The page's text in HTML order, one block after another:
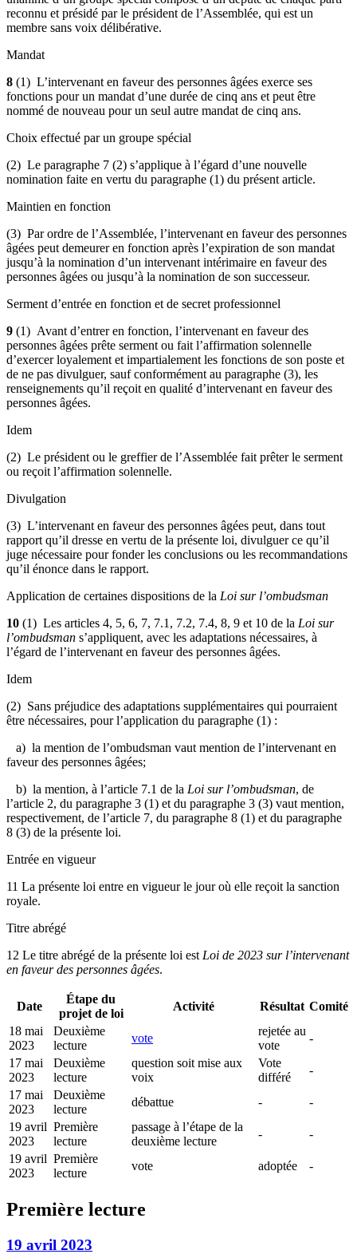
reconnu et présidé par le président de l’Assemblée, qui est un
membre sans voix délibérative.
Mandat
8 (1) L’intervenant en faveur des personnes âgées exerce ses
fonctions pour un mandat d’une durée de cinq ans et peut être
nommé de nouveau pour un seul autre mandat de cinq ans.
Choix effectué par un groupe spécial
(2) Le paragraphe 7 (2) s’applique à l’égard d’une nouvelle
nomination faite en vertu du paragraphe (1) du présent article.
Maintien en fonction
(3) Par ordre de l’Assemblée, l’intervenant en faveur des personnes
âgées peut demeurer en fonction après l’expiration de son mandat
jusqu’à la nomination d’un intervenant intérimaire en faveur des
personnes âgées ou jusqu’à la nomination de son successeur.
Serment d’entrée en fonction et de secret professionnel
9 (1) Avant d’entrer en fonction, l’intervenant en faveur des
personnes âgées prête serment ou fait l’affirmation solennelle
d’exercer loyalement et impartialement les fonctions de son poste et
de ne pas divulguer, sauf conformément au paragraphe (3), les
renseignements qu’il reçoit en qualité d’intervenant en faveur des
personnes âgées.
Idem
(2) Le président ou le greffier de l’Assemblée fait prêter le serment
ou reçoit l’affirmation solennelle.
Divulgation
(3) L’intervenant en faveur des personnes âgées peut, dans tout
rapport qu’il dresse en vertu de la présente loi, divulguer ce qu’il
juge nécessaire pour fonder les conclusions ou les recommandations
qu’il énonce dans le rapport.
Application de certaines dispositions de la Loi sur l’ombudsman
10 (1) Les articles 4, 5, 6, 7, 7.1, 7.2, 7.4, 8, 9 et 10 de la Loi sur
l’ombudsman s’appliquent, avec les adaptations nécessaires, à
l’égard de l’intervenant en faveur des personnes âgées.
Idem
(2) Sans préjudice des adaptations supplémentaires qui pourraient
être nécessaires, pour l’application du paragraphe (1) :
a) la mention de l’ombudsman vaut mention de l’intervenant en
faveur des personnes âgées;
b) la mention, à l’article 7.1 de la Loi sur l’ombudsman, de
l’article 2, du paragraphe 3 (1) et du paragraphe 3 (3) vaut mention,
respectivement, de l’article 7, du paragraphe 8 (1) et du paragraphe
8 (3) de la présente loi.
Entrée en vigueur
11 La présente loi entre en vigueur le jour où elle reçoit la sanction
royale.
Titre abrégé
12 Le titre abrégé de la présente loi est Loi de 2023 sur l’intervenant
en faveur des personnes âgées.
Date
Étape du
projet de loi
Activité Résultat Comité
18 mai
2023
Deuxième
lecture
vote
rejetée au
vote
-
17 mai
2023
Deuxième
lecture
question soit mise aux
voix
Vote
différé
-
17 mai
2023
Deuxième
lecture
débattue -
-
19 avril
2023
Première
lecture
passage à l’étape de la
deuxième lecture
-
-
19 avril
2023
Première
lecture
vote adoptée -
Première lecture
19 avril 2023